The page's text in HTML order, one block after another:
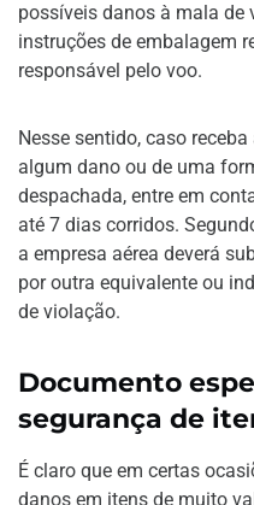
possíveis danos à mala de
instruções de embalagem
responsável pelo voo.
Nesse sentido, caso
algum dano ou de uma
despachada, entre em
até 7 dias corridos.
a empresa aérea deverá
por outra equivalente ou
de violação.
Documento
segurança de
É claro que em certas
danos em itens de muito